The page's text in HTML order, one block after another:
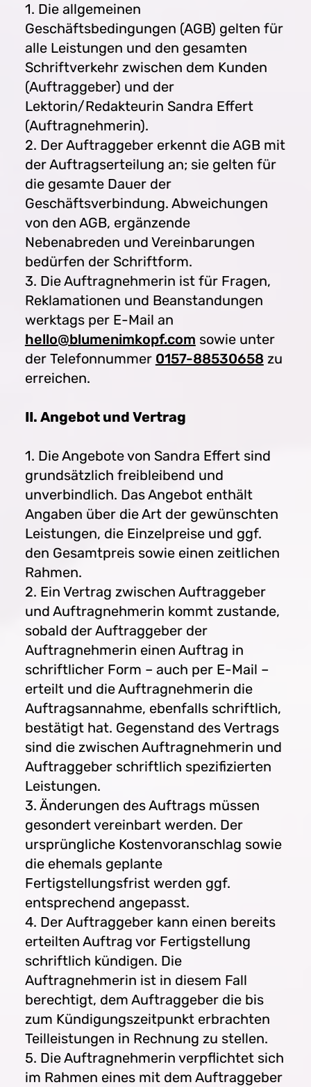
1. Die allgemeinen
Geschäftsbedingungen (AGB) gelten für
alle Leistungen und den gesamten
Schriftverkehr zwischen dem Kunden
(Auftraggeber) und der
Lektorin/Redakteurin Sandra Effert
(Auftragnehmerin).
2. Der Auftraggeber erkennt die AGB mit
der Auftragserteilung an; sie gelten für
die gesamte Dauer der
Geschäftsverbindung. Abweichungen
von den AGB, ergänzende
Nebenabreden und Vereinbarungen
bedürfen der Schriftform.
3. Die Auftragnehmerin ist für Fragen,
Reklamationen und Beanstandungen
werktags per E-Mail an
hello@blumenimkopf.com sowie unter
der Telefonnummer 0157-88530658 zu
erreichen.
II. Angebot und Vertrag
1. Die Angebote von Sandra Effert sind
grundsätzlich freibleibend und
unverbindlich. Das Angebot enthält
Angaben über die Art der gewünschten
Leistungen, die Einzelpreise und ggf.
den Gesamtpreis sowie einen zeitlichen
Rahmen.
2. Ein Vertrag zwischen Auftraggeber
und Auftragnehmerin kommt zustande,
sobald der Auftraggeber der
Auftragnehmerin einen Auftrag in
schriftlicher Form – auch per E-Mail –
erteilt und die Auftragnehmerin die
Auftragsannahme, ebenfalls schriftlich,
bestätigt hat. Gegenstand des Vertrags
sind die zwischen Auftragnehmerin und
Auftraggeber schriftlich spezifizierten
Leistungen.
3. Änderungen des Auftrags müssen
gesondert vereinbart werden. Der
ursprüngliche Kostenvoranschlag sowie
die ehemals geplante
Fertigstellungsfrist werden ggf.
entsprechend angepasst.
4. Der Auftraggeber kann einen bereits
erteilten Auftrag vor Fertigstellung
schriftlich kündigen. Die
Auftragnehmerin ist in diesem Fall
berechtigt, dem Auftraggeber die bis
zum Kündigungszeitpunkt erbrachten
Teilleistungen in Rechnung zu stellen.
5. Die Auftragnehmerin verpflichtet sich
im Rahmen eines mit dem Auftraggeber